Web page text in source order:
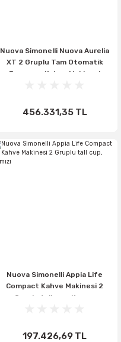
Nuova Simonelli Nuova Aurelia
XT 2 Gruplu Tam Otomatik
Espresso Kahve Makinesi
456.331,35 TL
Nuova Simonelli Appia Life
Compact Kahve Makinesi 2
Gruplu tall cup, Kırmızı
197.426,69 TL